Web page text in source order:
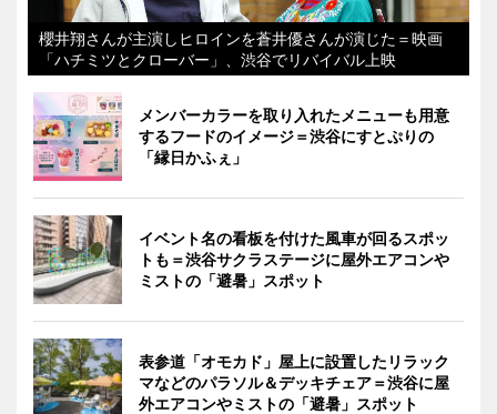
櫻井翔さんが主演しヒロインを蒼井優さんが演じた＝映画
「ハチミツとクローバー」、渋谷でリバイバル上映
メンバーカラーを取り入れたメニューも用意
するフードのイメージ＝渋谷にすとぷりの
「縁日かふぇ」
イベント名の看板を付けた風車が回るスポッ
トも＝渋谷サクラステージに屋外エアコンや
ミストの「避暑」スポット
表参道「オモカド」屋上に設置したリラック
マなどのパラソル＆デッキチェア＝渋谷に屋
外エアコンやミストの「避暑」スポット